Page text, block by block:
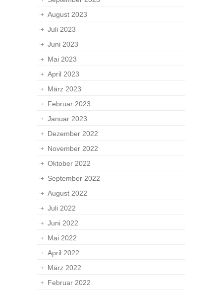
August 2023
Juli 2023
Juni 2023
Mai 2023
April 2023
März 2023
Februar 2023
Januar 2023
Dezember 2022
November 2022
Oktober 2022
September 2022
August 2022
Juli 2022
Juni 2022
Mai 2022
April 2022
März 2022
Februar 2022